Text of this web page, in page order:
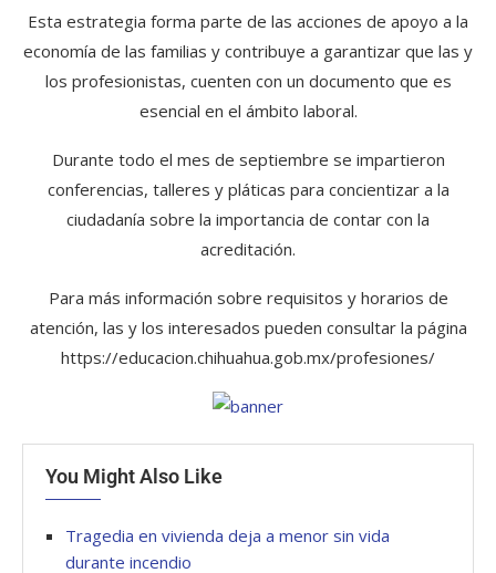
Esta estrategia forma parte de las acciones de apoyo a la
economía de las familias y contribuye a garantizar que las y
los profesionistas, cuenten con un documento que es
esencial en el ámbito laboral.
Durante todo el mes de septiembre se impartieron
conferencias, talleres y pláticas para concientizar a la
ciudadanía sobre la importancia de contar con la
acreditación.
Para más información sobre requisitos y horarios de
atención, las y los interesados pueden consultar la página
https://educacion.chihuahua.gob.mx/profesiones/
You Might Also Like
Tragedia en vivienda deja a menor sin vida
durante incendio